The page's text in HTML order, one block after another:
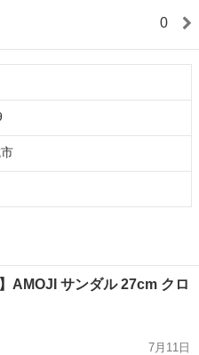
0
AMOJI サンダル 27cm クロ
7月11日